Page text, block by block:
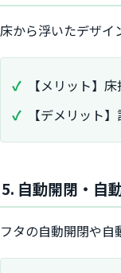
床から浮いたデザイ
【メリット】
【デメリット
5. 自動開閉・自
フタの自動開閉や自